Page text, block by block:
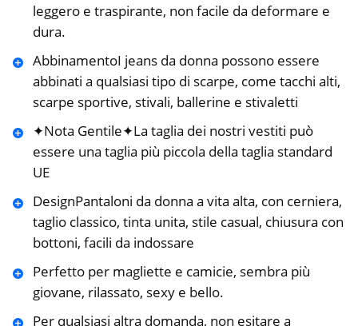
leggero e traspirante, non facile da deformare e
dura.
AbbinamentoI jeans da donna possono essere
abbinati a qualsiasi tipo di scarpe, come tacchi alti,
scarpe sportive, stivali, ballerine e stivaletti
✦Nota Gentile✦La taglia dei nostri vestiti può
essere una taglia più piccola della taglia standard
UE
DesignPantaloni da donna a vita alta, con cerniera,
taglio classico, tinta unita, stile casual, chiusura con
bottoni, facili da indossare
Perfetto per magliette e camicie, sembra più
giovane, rilassato, sexy e bello.
Per qualsiasi altra domanda, non esitare a